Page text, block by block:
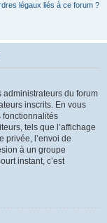
légaux liés à ce forum ?
administrateurs du forum
inscrits. En vous
fonctionnalités
tels que l’affichage
privée, l’envoi de
à un groupe
instant, c’est